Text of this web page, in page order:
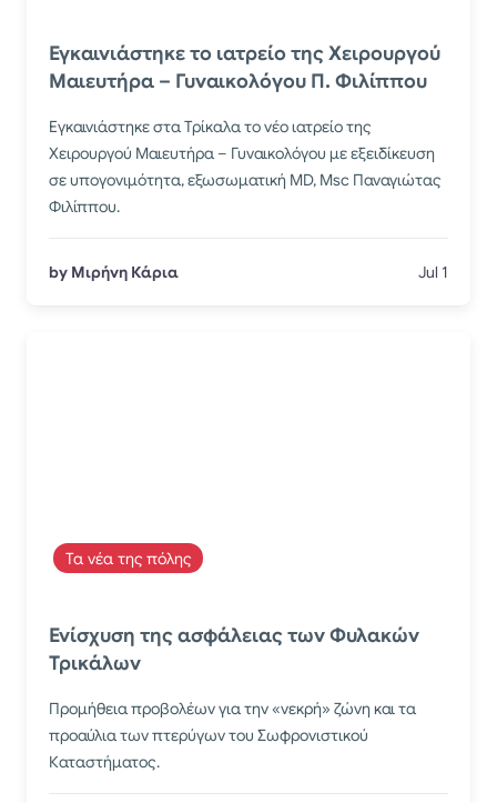
​Εγκαινιάστηκε το ιατρείο της Χειρουργού
Μαιευτήρα – Γυναικολόγου Π. Φιλίππου
Εγκαινιάστηκε στα Τρίκαλα το νέο ιατρείο της
Χειρουργού Μαιευτήρα – Γυναικολόγου με εξειδίκευση
σε υπογονιμότητα, εξωσωματική MD, Msc Παναγιώτας
Φιλίππου.
by Μιρήνη Κάρια Jul 1
Τα νέα της πόλης
Ενίσχυση της ασφάλειας των Φυλακών
Τρικάλων
Προμήθεια προβολέων για την «νεκρή» ζώνη και τα
προαύλια των πτερύγων του Σωφρονιστικού
Καταστήματος.